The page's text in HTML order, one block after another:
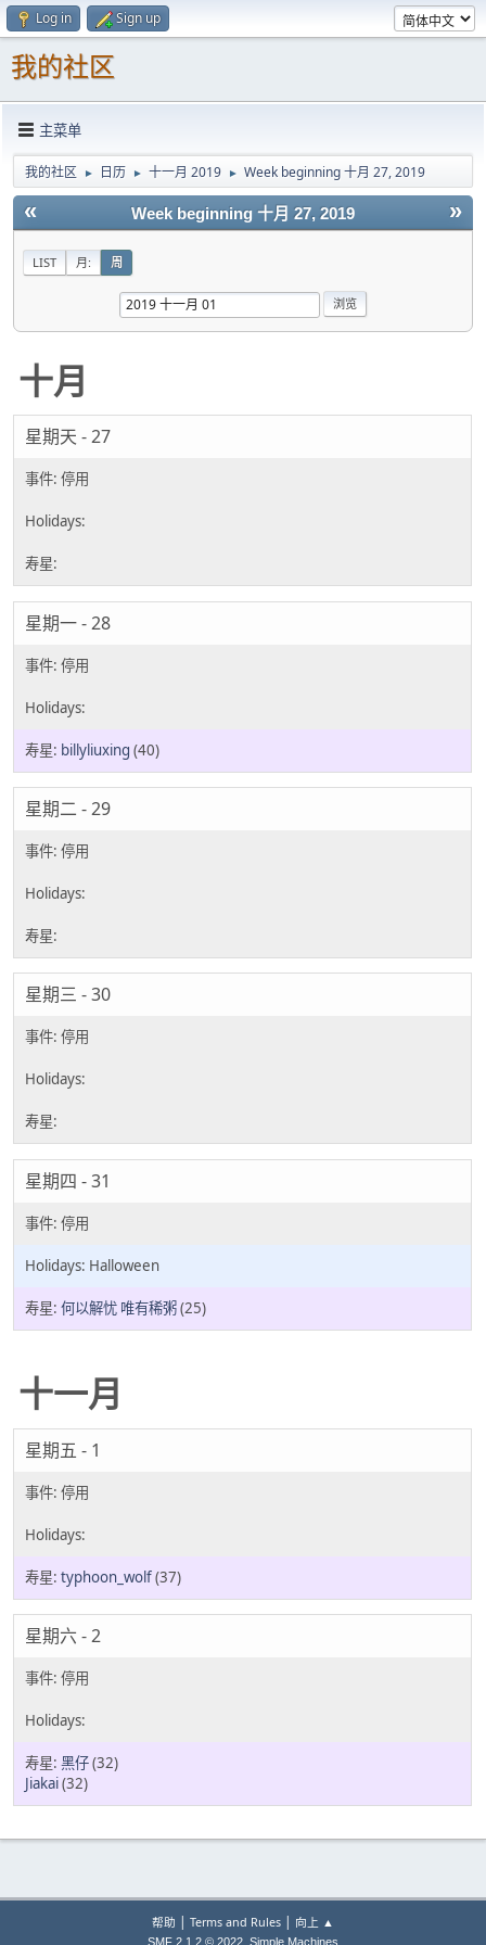
Log in Sign up
我的社区
主菜单
我的社区 ► 日历 ► 十一月 2019 ► Week beginning 十月 27, 2019
« »
Week beginning 十月 27, 2019
LIST 月: 周
十月
星期天 - 27
星期一 - 28
billyliuxing (40)
星期二 - 29
星期三 - 30
星期四 - 31
Halloween
何以解忧 唯有稀粥(25)
十一月
星期五 - 1
typhoon_wolf(37)
星期六 - 2
黑仔(32)
Jiakai(32)
帮助 | Terms and Rules | 向上 ▲
SMF 2.1.2 © 2022 Simple Machines